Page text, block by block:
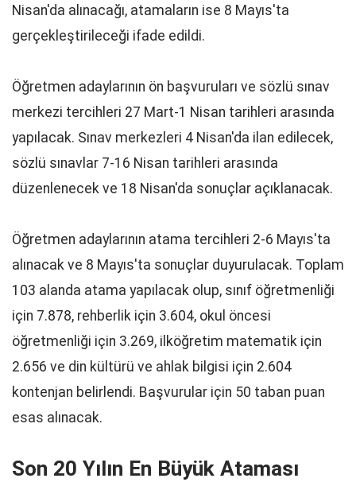
Nisan'da alınacağı, atamaların ise 8 Mayıs'ta
gerçekleştirileceği ifade edildi.
Öğretmen adaylarının ön başvuruları ve sözlü sınav
merkezi tercihleri 27 Mart-1 Nisan tarihleri arasında
yapılacak. Sınav merkezleri 4 Nisan'da ilan edilecek,
sözlü sınavlar 7-16 Nisan tarihleri arasında
düzenlenecek ve 18 Nisan'da sonuçlar açıklanacak.
Öğretmen adaylarının atama tercihleri 2-6 Mayıs'ta
alınacak ve 8 Mayıs'ta sonuçlar duyurulacak. Toplam
103 alanda atama yapılacak olup, sınıf öğretmenliği
için 7.878, rehberlik için 3.604, okul öncesi
öğretmenliği için 3.269, ilköğretim matematik için
2.656 ve din kültürü ve ahlak bilgisi için 2.604
kontenjan belirlendi. Başvurular için 50 taban puan
esas alınacak.
Son 20 Yılın En Büyük Ataması